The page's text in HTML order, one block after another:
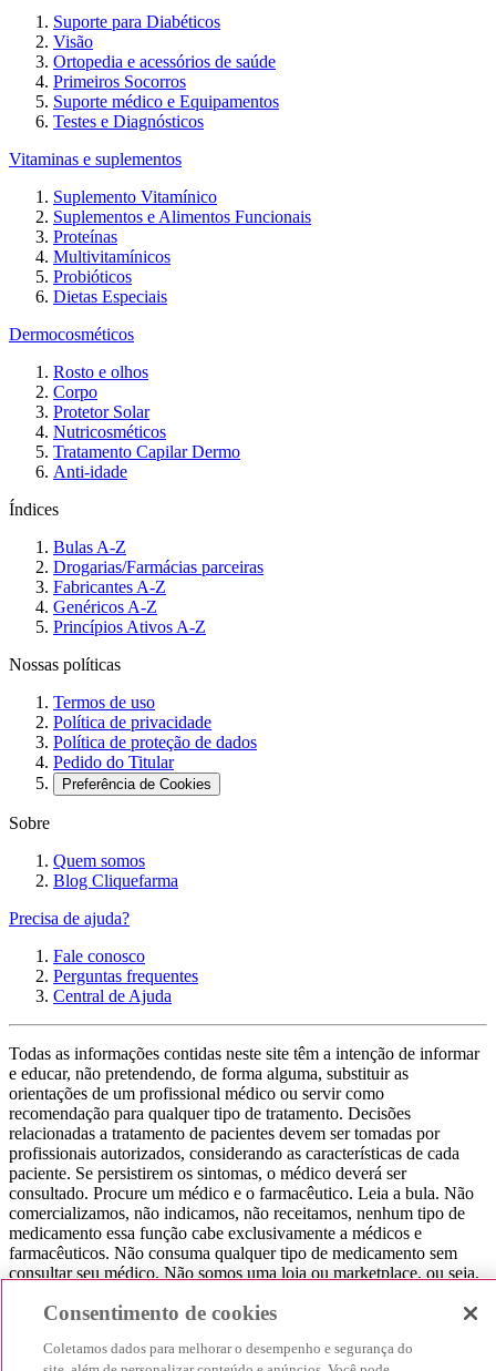
Suporte para Diabéticos
Visão
Ortopedia e acessórios de saúde
Primeiros Socorros
Suporte médico e Equipamentos
Testes e Diagnósticos
Vitaminas e suplementos
Suplemento Vitamínico
Suplementos e Alimentos Funcionais
Proteínas
Multivitamínicos
Probióticos
Dietas Especiais
Dermocosméticos
Rosto e olhos
Corpo
Protetor Solar
Nutricosméticos
Tratamento Capilar Dermo
Anti-idade
Índices
Bulas A-Z
Drogarias/Farmácias parceiras
Fabricantes A-Z
Genéricos A-Z
Princípios Ativos A-Z
Nossas políticas
Termos de uso
Política de privacidade
Política de proteção de dados
Pedido do Titular
Preferência de Cookies
Sobre
Quem somos
Blog Cliquefarma
Precisa de ajuda?
Fale conosco
Perguntas frequentes
Central de Ajuda
Todas as informações contidas neste site têm a intenção de informar
e educar, não pretendendo, de forma alguma, substituir as
orientações de um profissional médico ou servir como
recomendação para qualquer tipo de tratamento. Decisões
relacionadas a tratamento de pacientes devem ser tomadas por
profissionais autorizados, considerando as características de cada
paciente. Se persistirem os sintomas, o médico deverá ser
consultado. Procure um médico e o farmacêutico. Leia a bula. Não
comercializamos, não indicamos, não receitamos, nenhum tipo de
medicamento essa função cabe exclusivamente a médicos e
farmacêuticos. Não consuma qualquer tipo de medicamento sem
consultar seu médico. Não somos uma loja ou marketplace, ou seja,
que você encontre o preço mais barato, comparando os preços de
experiência seja bem-sucedida, mas a finalização da compra
Consentimento de cookies
Coletamos dados para melhorar o desempenho e segurança do